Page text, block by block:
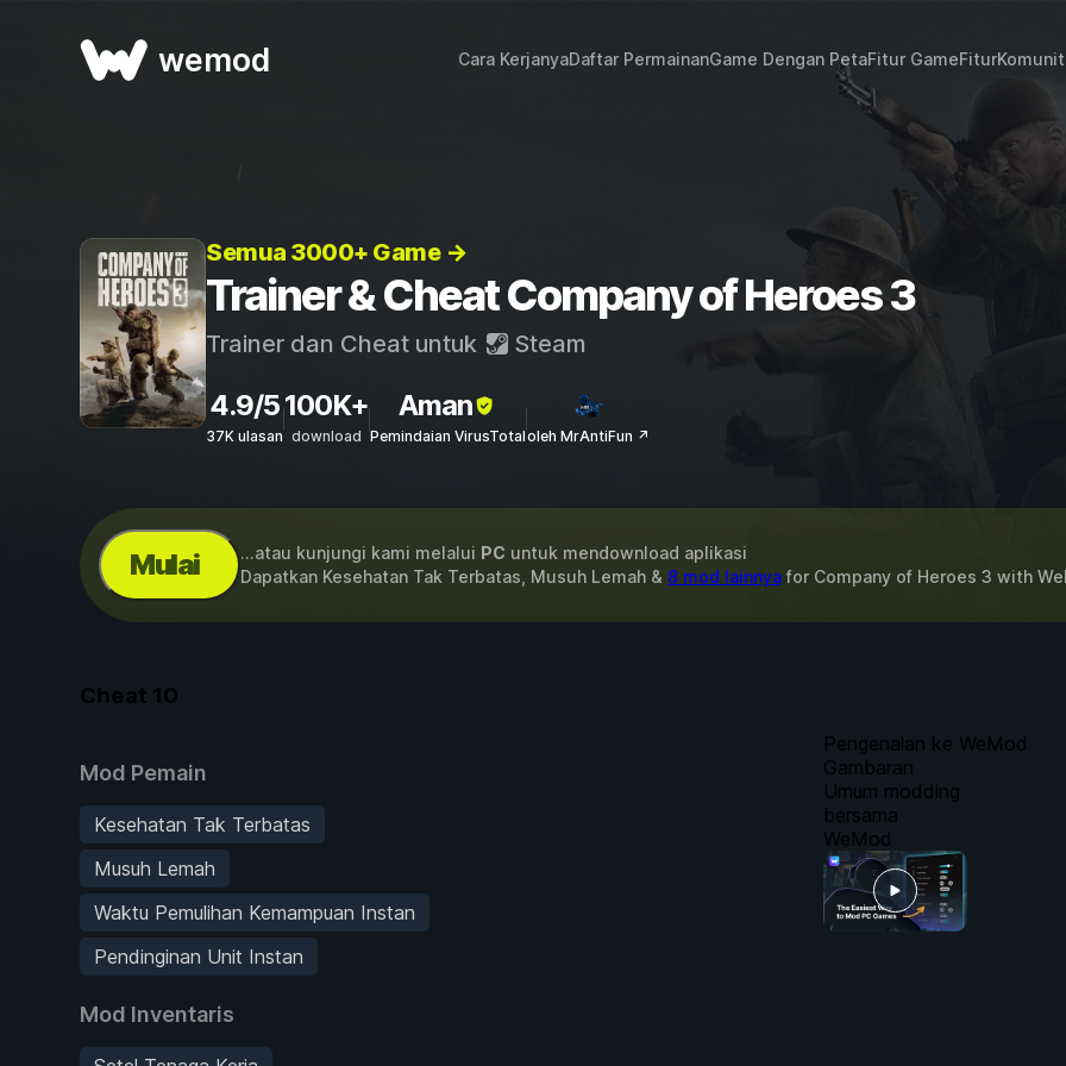
wemod Cara KerjanyaDaftar PermainanGame Dengan PetaFitur GameFitur
Semua 3000+ Game →
Trainer & Cheat Company of Heroes 3
Trainer dan Cheat untuk Steam
4.9/5
37K ulasan
100K+
download
Aman
Pemindaian VirusTotaloleh MrAntiFun ↗
Mulai ...atau kunjungi kami melalui PC untuk mendownload aplikasi
Dapatkan Kesehatan Tak Terbatas, Musuh Lemah & 8 mod lainnyafor Company of Heroes 3 with
Cheat 10
Mod Pemain
Kesehatan Tak Terbatas
Musuh Lemah
Waktu Pemulihan Kemampuan Instan
Pendinginan Unit Instan
Mod Inventaris
Pengenalan ke WeMod
Gambaran
Umum modding
bersama
WeMod